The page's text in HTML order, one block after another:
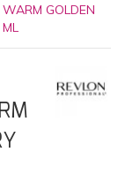
GOLDEN